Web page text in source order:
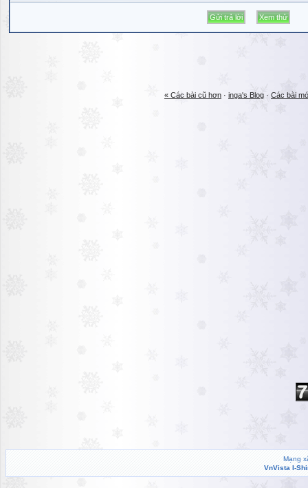
« Các bài cũ hơn · inga's Blog · Các bài
Mạng
VnVista I-